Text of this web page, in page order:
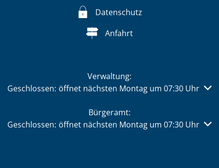
Datenschutz
Anfahrt
Verwaltung:
Klicken, um weitere Öffnungs- oder Schließzeiten
Geschlossen: öffnet nächsten Montag um 07:30 Uhr
Bürgeramt:
Klicken, um weitere Öffnungs- oder Schließzeiten
Geschlossen: öffnet nächsten Montag um 07:30 Uhr